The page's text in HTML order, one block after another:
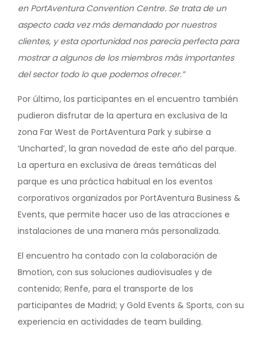
en PortAventura Convention Centre. Se trata de un
aspecto cada vez más demandado por nuestros
clientes, y esta oportunidad nos parecía perfecta para
mostrar a algunos de los miembros más importantes
del sector todo lo que podemos ofrecer.”
Por último, los participantes en el encuentro también
pudieron disfrutar de la apertura en exclusiva de la
zona Far West de PortAventura Park y subirse a
‘Uncharted’, la gran novedad de este año del parque.
La apertura en exclusiva de áreas temáticas del
parque es una práctica habitual en los eventos
corporativos organizados por PortAventura Business &
Events, que permite hacer uso de las atracciones e
instalaciones de una manera más personalizada.
El encuentro ha contado con la colaboración de
Bmotion, con sus soluciones audiovisuales y de
contenido; Renfe, para el transporte de los
participantes de Madrid; y Gold Events & Sports, con su
experiencia en actividades de team building.